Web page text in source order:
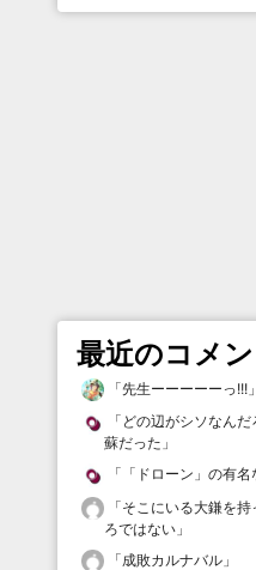
最近のコメン
「先生ーーーーーっ!!! 」
「 どの辺がシソなん
蘇だった 」
「 「ドローン」の有
「そこにいる大鎌を
ろではない 」
「成敗カルナバル 」